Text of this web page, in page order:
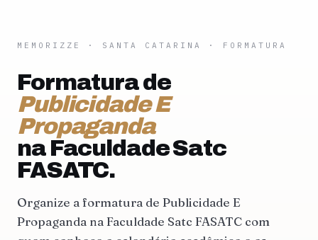
MEMORIZZE · SANTA CATARINA · FORMATURA
Formatura de
Publicidade E
Propaganda
na Faculdade Satc
FASATC.
Organize a formatura de Publicidade E
Propaganda na Faculdade Satc FASATC com